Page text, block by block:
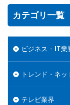
カテゴリ一覧
ビジネス・IT業
トレンド・ネ
テレビ業界